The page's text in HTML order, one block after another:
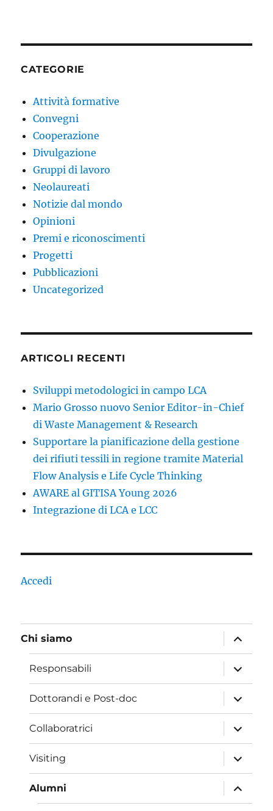
CATEGORIE
Attività formative
Convegni
Cooperazione
Divulgazione
Gruppi di lavoro
Neolaureati
Notizie dal mondo
Opinioni
Premi e riconoscimenti
Progetti
Pubblicazioni
Uncategorized
ARTICOLI RECENTI
Sviluppi metodologici in campo LCA
Mario Grosso nuovo Senior Editor-in-Chief
di Waste Management & Research
Supportare la pianificazione della gestione
dei rifiuti tessili in regione tramite Material
Flow Analysis e Life Cycle Thinking
AWARE al GITISA Young 2026
Integrazione di LCA e LCC
Accedi
Chi siamo
apri
i
menu
child
Responsabili
apri
i
menu
child
Dottorandi e Post-doc
apri
i
menu
child
Collaboratrici
apri
i
menu
child
Visiting
apri
i
menu
child
Alumni
apri
i
menu